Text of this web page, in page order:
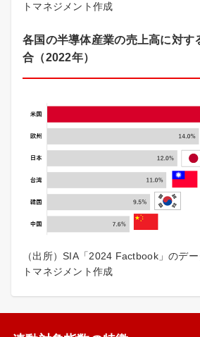
トマネジメント作成
各国の半導体産業の売上高に対す
合（2022年）
（出所）SIA「2024 Factbook」のデ
トマネジメント作成